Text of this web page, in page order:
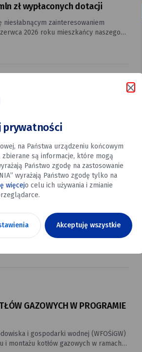
zł wypłaconych dotacji
zainteresowaniem
2026 roku mieszkańcy naszego
MYŚLISZ
i stres związany z przygotowaniem
i stres związany z przygotowaniem
Powietrze cała procedura jest
GAZOWYCH W PROGRAMIE
i gospodarki wodnej (WFOŚiGW)
montażu kotłów gazowych w ramach
prywatności
na Państwa urządzeniu końcowym
są informacje, które mogą
Państwo zgodę na zastosowanie
wyrażają Państwo zgodę tylko na
więcejo celu ich używania i zmianie
Akceptuję wszystkie